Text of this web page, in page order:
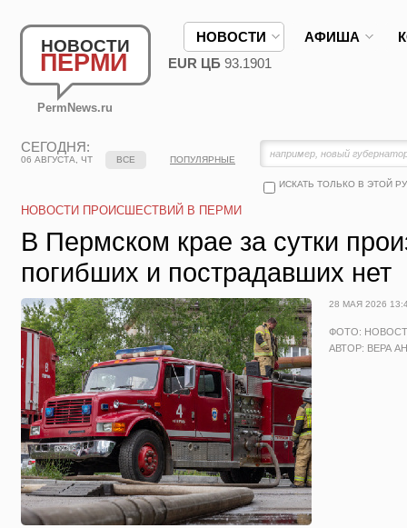
НОВОСТИ
ПЕРМИ
PermNews.ru
НОВОСТИ АФИША
EUR ЦБ 93.1901
СЕГОДНЯ:
06 АВГУСТА, ЧТ
ИСКАТЬ ТОЛЬКО В ЭТОЙ
ВСЕ ПОПУЛЯРНЫЕ
НОВОСТИ ПРОИСШЕСТВИЙ В ПЕРМИ
В Пермском крае за сутки
погибших и пострадавших нет
28 МАЯ 2026
ФОТО:
АВТОР: ВЕРА